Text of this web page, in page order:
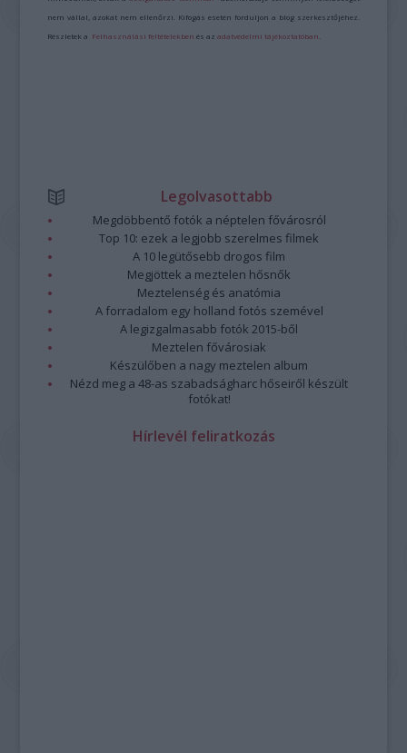
nem vállal, azokat nem ellenőrzi. Kifogás esetén forduljon a blog szerkesztőjéhez.
Részletek a Felhasználási feltételekben és azadatvédelmi tájékoztatóban
Legolvasottabb
Megdöbbentő fotók a néptelen fővárosról
Top 10: ezek a legjobb szerelmes filmek
A 10 legütősebb drogos film
Megjöttek a meztelen hősnők
Meztelenség és anatómia
A forradalom egy holland fotós szemével
A legizgalmasabb fotók 2015-ből
Meztelen fővárosiak
Készülőben a nagy meztelen album
Nézd meg a 48-as szabadságharc hőseiről készült
fotókat!
Hírlevél feliratkozás